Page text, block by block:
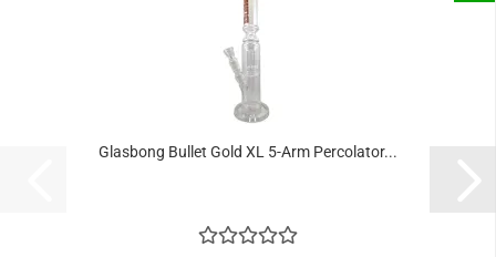
Glasbong Bullet Gold XL 5-Arm Percolator...